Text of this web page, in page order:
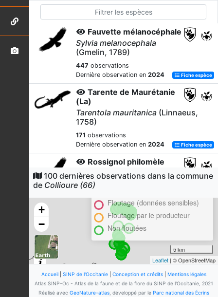
Fauvette mélanocéphale
Sylvia melanocephala
(Gmelin, 1789)
447 observations
Dernière observation en 2024 Fiche espèce
Tarente de Maurétanie
(La)
Tarentola mauritanica (Linnaeus,
1758)
171 observations
Dernière observation en 2024 Fiche espèce
Rossignol philomèle
Luscinia megarhynchosC.
L. Brehm, 1831
Dernière observation en2024 Fiche espèce
Chardonneret élégant
Carduelis carduelis
(Linnaeus, 1758)
observations
Dernière observation en2024 Fiche espèce
Hypolaïs polyglotte
Hippolais polyglotta
100 dernières observations dans la commune
de Collioure (66)
+
−
Cluster
Floutage (données sensibles)
Floutage par le producteur
Non floutées
5 km
Leaflet | © OpenStreetMap
Accueil| SINP de l'Occitanie| Conception et crédits| Mentions légales
Atlas SINP-Oc - Atlas de la faune et de la flore du SINP de l'Occitanie, 2021
Réalisé avec GeoNature-atlas, développé par le Parc national des Écrins